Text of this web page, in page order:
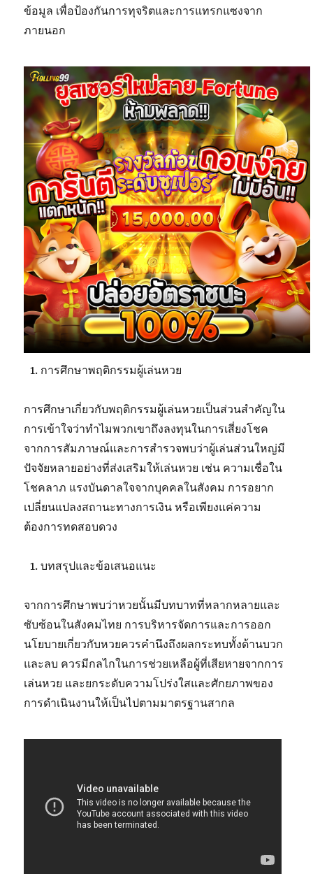
ข้อมูล เพื่อป้องกันการทุจริตและการแทรกแซงจาก
ภายนอก
การศึกษาพฤติกรรมผู้เล่นหวย
การศึกษาเกี่ยวกับพฤติกรรมผู้เล่นหวยเป็นส่วนสำคัญใน
การเข้าใจว่าทำไมพวกเขาถึงลงทุนในการเสี่ยงโชค
จากการสัมภาษณ์และการสำรวจพบว่าผู้เล่นส่วนใหญ่มี
ปัจจัยหลายอย่างที่ส่งเสริมให้เล่นหวย เช่น ความเชื่อใน
โชคลาภ แรงบันดาลใจจากบุคคลในสังคม การอยาก
เปลี่ยนแปลงสถานะทางการเงิน หรือเพียงแค่ความ
ต้องการทดสอบดวง
บทสรุปและข้อเสนอแนะ
จากการศึกษาพบว่าหวยนั้นมีบทบาทที่หลากหลายและ
ซับซ้อนในสังคมไทย การบริหารจัดการและการออก
นโยบายเกี่ยวกับหวยควรคำนึงถึงผลกระทบทั้งด้านบวก
และลบ ควรมีกลไกในการช่วยเหลือผู้ที่เสียหายจากการ
เล่นหวย และยกระดับความโปร่งใสและศักยภาพของ
การดำเนินงานให้เป็นไปตามมาตรฐานสากล